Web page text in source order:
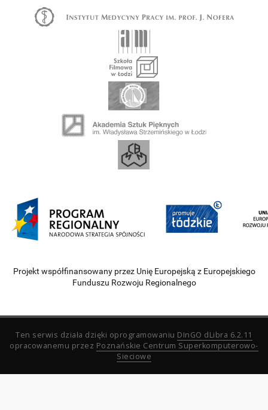
Projekt współfinansowany przez Unię Europejską z Europejskiego
Funduszu Rozwoju Regionalnego
Ten serwis działa dzięki oprogramowaniu DInGO dLibra 6.2.11
opracowanemu przez Poznańskie Centrum Superkomputerowo-
Sieciowe